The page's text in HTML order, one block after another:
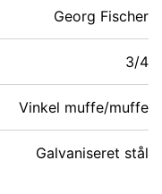
Georg Fischer
3/4
Vinkel muffe/muffe
Galvaniseret stål